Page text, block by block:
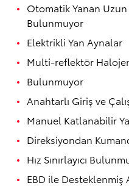
Otomatik Yanan
Bulunmuyor
Elektrikli Yan Aynalar
Multi-reflektör
Bulunmuyor
Anahtarlı Giriş ve
Manuel Katlanabilir
Direksiyondan
Hız Sınırlayıcı
EBD ile Desteklenmiş